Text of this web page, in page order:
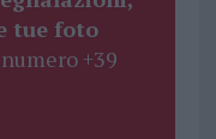
tue foto
+39